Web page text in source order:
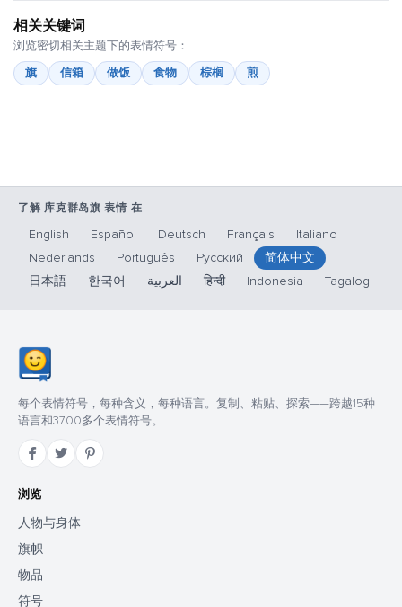
相关关键词
浏览密切相关主题下的表情符号：
旗
信箱 做饭 食物 棕榈 煎
了解 库克群岛旗 表情 在
English Español Deutsch Français
Italiano
Nederlands
Português Русский
简体中文
日本語
한국어 العربية हिन्दी Indonesia Tagalog
每个表情符号，每种含义，每种语言。复制、粘贴、探索——跨越15种
语言和3700多个表情符号。
浏览
人物与身体
旗帜
物品
符号